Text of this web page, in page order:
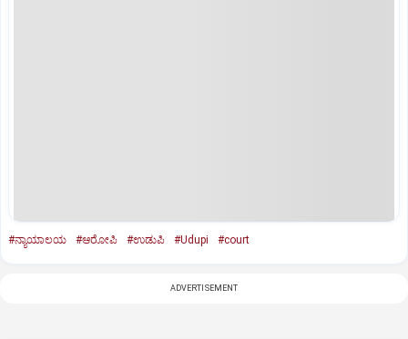
#ನ್ಯಾಯಾಲಯ #ಆರೋಪಿ #ಉಡುಪಿ #Udupi #court
ADVERTISEMENT